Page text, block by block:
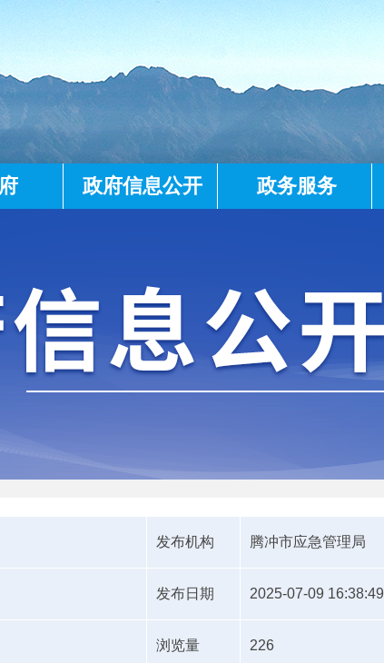
政府信息公开 政务服务
发布机构 腾冲市应急管理局
发布日期 2025-07-09 16:38:49
浏览量 226